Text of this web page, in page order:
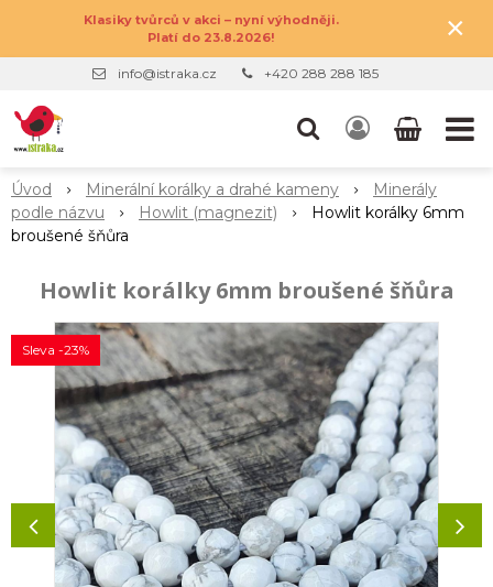
Klasiky tvůrců v akci – nyní výhodněji.
Platí do 23.8.2026!
×
info@istraka.cz +420 288 288 185
Úvod Minerální korálky a drahé kameny
Minerály
podle názvu
Howlit (magnezit)
Howlit korálky 6mm
broušené šňůra
Howlit korálky 6mm broušené šňůra
Sleva -23%